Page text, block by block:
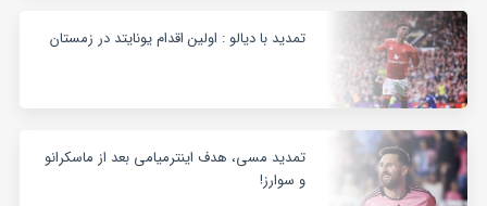
تمدید با دیالو : اولین اقدام یونایتد در زمستان
تمدید مسی، هدف اینترمیامی بعد از ماسکرانو
و سوارز!